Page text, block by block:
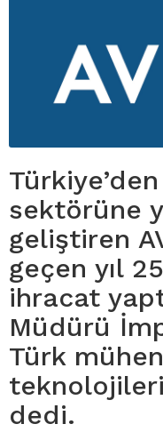
sektörüne
geliştiren
geçen yıl
ihracat
Müdürü
Türk
dedi.